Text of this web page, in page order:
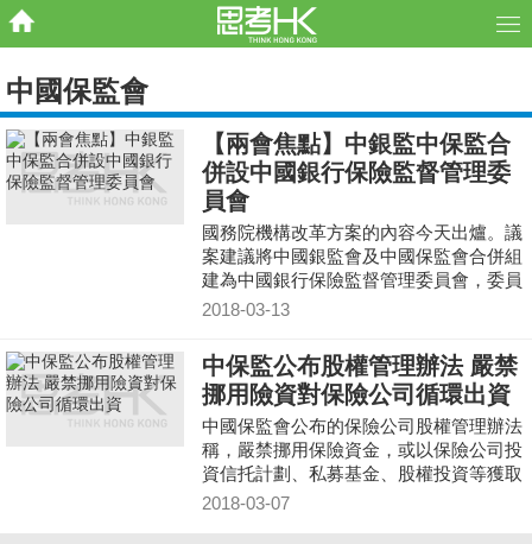
中國保監會
【兩會焦點】中銀監中保監合
併設中國銀行保險監督管理委
員會
國務院機構改革方案的內容今天出爐。議
案建議將中國銀監會及中國保監會合併組
建為中國銀行保險監督管理委員會，委員
會直屬國務院。新委員會職責是依照法律
銀行業和保險業合法、穩健運行，防範和
化解金融風險，保護金融消費者合法權
益，維護金融穩定。
2018-03-13
中保監公布股權管理辦法 嚴禁
挪用險資對保險公司循環出資
中國保監會公布的保險公司股權管理辦法
稱，嚴禁挪用保險資金，或以保險公司投
資信托計劃、私募基金、股權投資等獲取
的資金對保險公司進行循環出資。
2018-03-07